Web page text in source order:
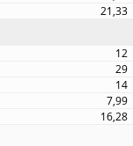
21,33
12
29
14
7,99
16,28